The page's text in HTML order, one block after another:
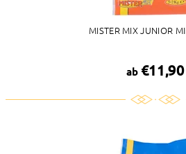
MISTER MIX JUNIOR
ab€11,90